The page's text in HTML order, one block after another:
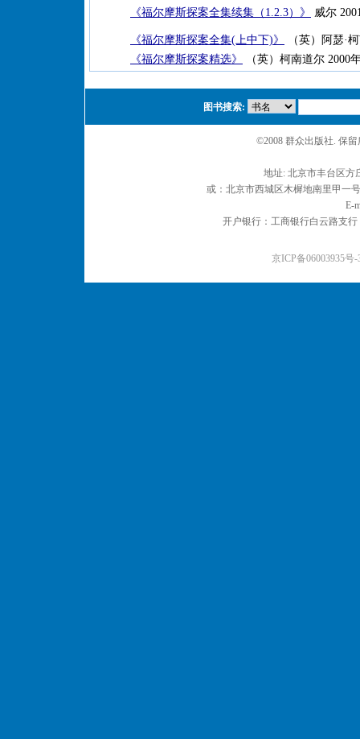
《福尔摩斯探案全集续集（1.2.3）》
威尔
《福尔摩斯探案全集(上中下)》
（英）阿瑟·
《福尔摩斯探案精选》
（英）柯南道尔 2000
图书搜索:
©2008 群众出版社. 保
地址: 北京市丰台区
或：北京市西城区木樨地南里甲一
E-
开户银行：工商银行白云路支
京ICP备06003935号-